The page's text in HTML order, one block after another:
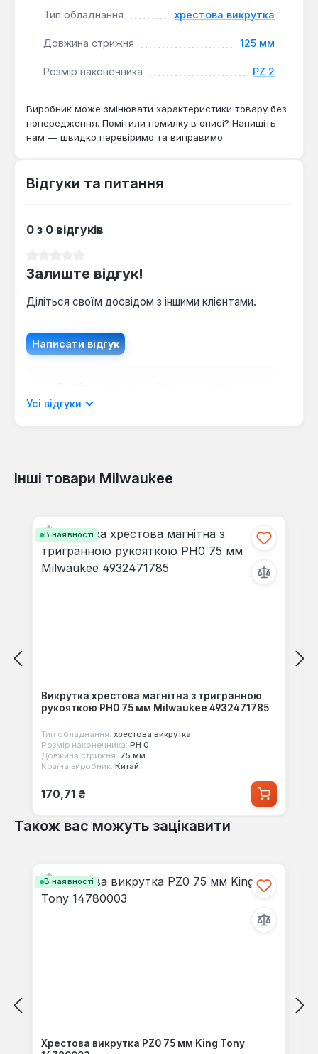
Захист від скочування:
Антиковзка форма та
інструмента з робочої поверхні.
страховочного шнура підвищує безпеку під час
Хрестова викрутка Milwaukee 4932471793
якості, точності та зносостійкості, яке робить
Тип обладнання хрестова викрутка
Довжина стрижня 125 мм
Розмір наконечника PZ 2
Виробник може змінювати характеристики товару без
попередження. Помітили помилку в описі? Напишіть
нам — швидко перевіримо та виправимо.
Відгуки та питання
0 з 0 відгуків
Залиште відгук!
Діліться своїм досвідом з іншими клієнтами.
Написати відгук
мовою.
Відгуків не знайдено. Поділіться
Усі відгуки
Інші товари Milwaukee
В наявності
Викрутка хрестова магнітна з тригранною
рукояткою PH0 75 мм Milwaukee 4932471785
Тип обладнання: хрестова викрутка
Розмір наконечника: PH 0
Довжина стрижня: 75 мм
Країна виробник: Китай
Звичайна ціна:
170,71 ₴
Також вас можуть зацікавити
В наявності
Хрестова викрутка PZ0 75 мм King Tony